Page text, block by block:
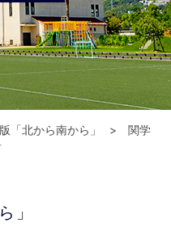
「北から南から」
関学
」